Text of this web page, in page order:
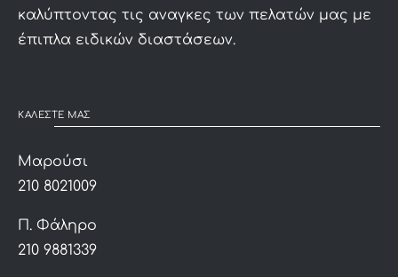
καλύπτοντας τις αναγκες των πελατών μας με
έπιπλα ειδικών διαστάσεων.
ΚΑΛΕΣΤΕ ΜΑΣ
Μαρούσι
210 8021009
Π. Φάληρο
210 9881339